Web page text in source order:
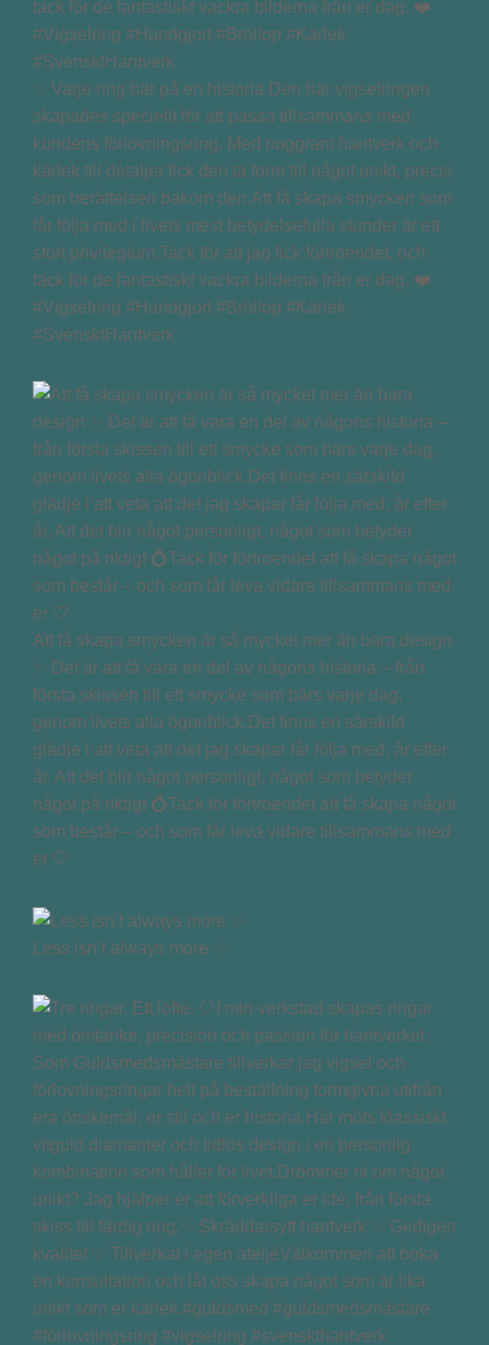
✨ Varje ring bär på en historia.Den här vigselringen
skapades speciellt för att passa tillsammans med
kundens förlovningsring. Med noggrant hantverk och
kärlek till detaljer fick den ta form till något unikt, precis
som berättelsen bakom den.Att få skapa smycken som
får följa med i livets mest betydelsefulla stunder är ett
stort privilegium.Tack för att jag fick förtroendet, och
tack för de fantastiskt vackra bilderna från er dag. ❤️
#Vigselring #Handgjort #Bröllop #Kärlek
#SvensktHantverk
Att få skapa smycken är så mycket mer än bara design
✨ Det är att få vara en del av någons historia – från
första skissen till ett smycke som bärs varje dag,
genom livets alla ögonblick.Det finns en särskild
glädje i att veta att det jag skapar får följa med, år efter
år. Att det blir något personligt, något som betyder
något på riktigt 💍Tack för förtroendet att få skapa något
som består – och som får leva vidare tillsammans med
er 🤍
Less isn’t always more ✨